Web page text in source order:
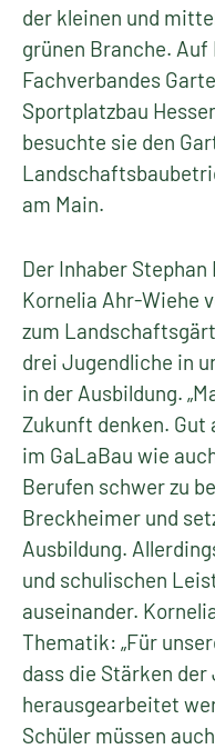
der kleinen und
grünen Branche. Auf
Fachverbandes
Sportplatzbau
besuchte sie den
am Main.
Der Inhaber
Kornelia Ahr-Wiehe
zum
drei Jugendliche in
in der Ausbildung.
Zukunft denken.
im GaLaBau wie
Berufen schwer zu
Breckheimer und
Ausbildung.
und schulischen
auseinander.
Thematik: „Für
dass die Stärken
herausgearbeitet
Schüler müssen